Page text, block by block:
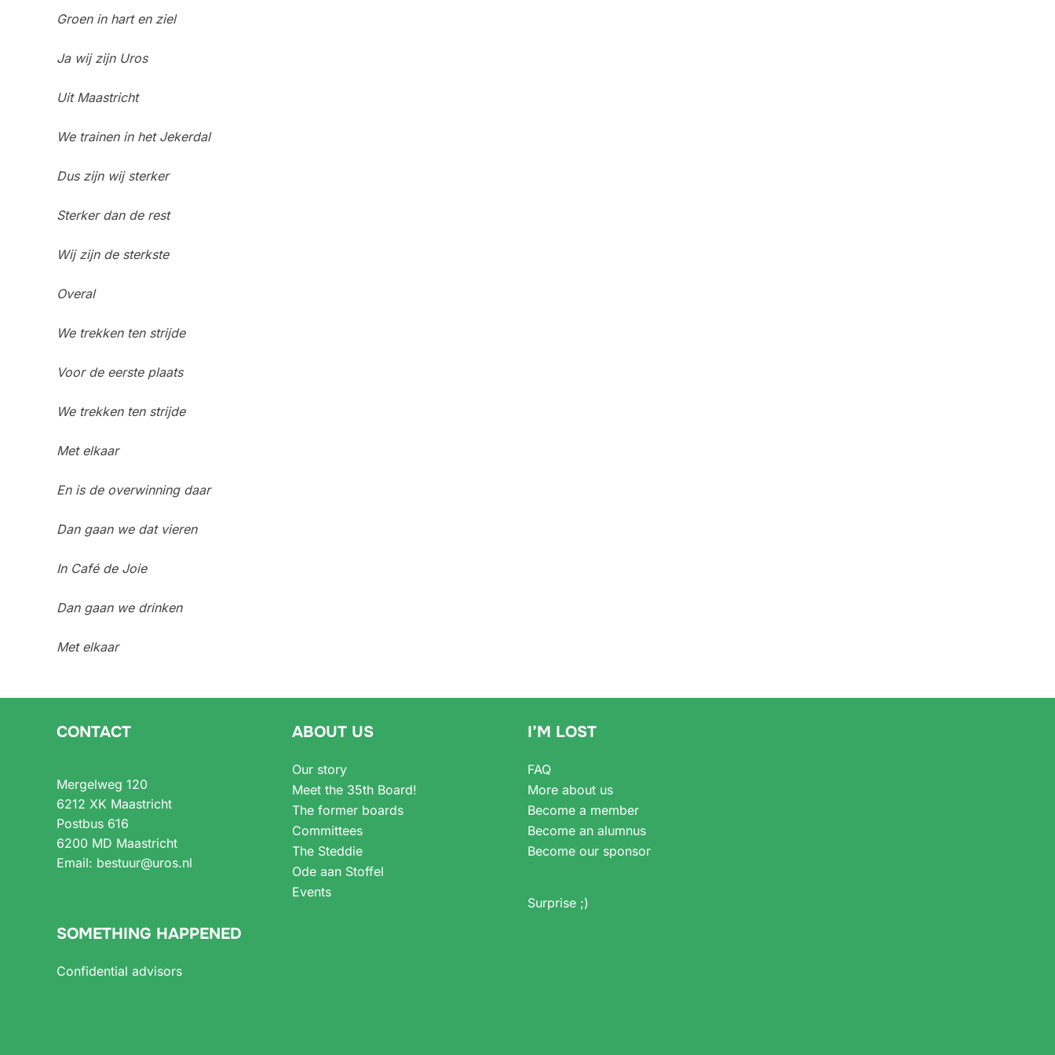
Groen in hart en ziel
Ja wij zijn Uros
Uit Maastricht
We trainen in het Jekerdal
Dus zijn wij sterker
Sterker dan de rest
Wij zijn de sterkste
Overal
We trekken ten strijde
Voor de eerste plaats
We trekken ten strijde
Met elkaar
En is de overwinning daar
Dan gaan we dat vieren
In Café de Joie
Dan gaan we drinken
Met elkaar
CONTACT
Mergelweg 120
6212 XK Maastricht
Postbus 616
6200 MD Maastricht
Email: bestuur@uros.nl
SOMETHING HAPPENED
Confidential advisors
ABOUT US
Our story
Meet the 35th Board!
The former boards
Committees
The Steddie
Ode aan Stoffel
Events
I’M LOST
FAQ
More about us
Become a member
Become an alumnus
Become our sponsor
Surprise ;)